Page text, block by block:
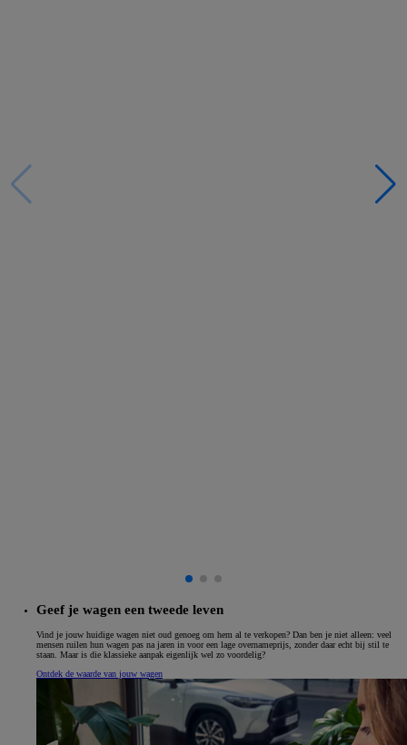
Geef je wagen een tweede leven
Vind je jouw huidige wagen niet oud genoeg om hem al te verkopen? Dan ben je niet alleen: veel
mensen ruilen hun wagen pas na jaren in voor een lage overnameprijs, zonder daar echt bij stil te
staan. Maar is die klassieke aanpak eigenlijk wel zo voordelig?
Ontdek de waarde van jouw wagen